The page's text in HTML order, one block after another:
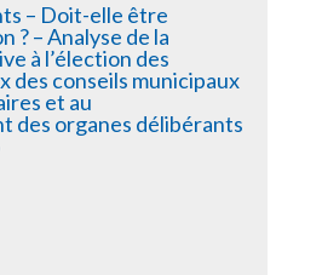
– Doit-elle être
? – Analyse de la
à l’élection des
des conseils municipaux
et au
des organes délibérants